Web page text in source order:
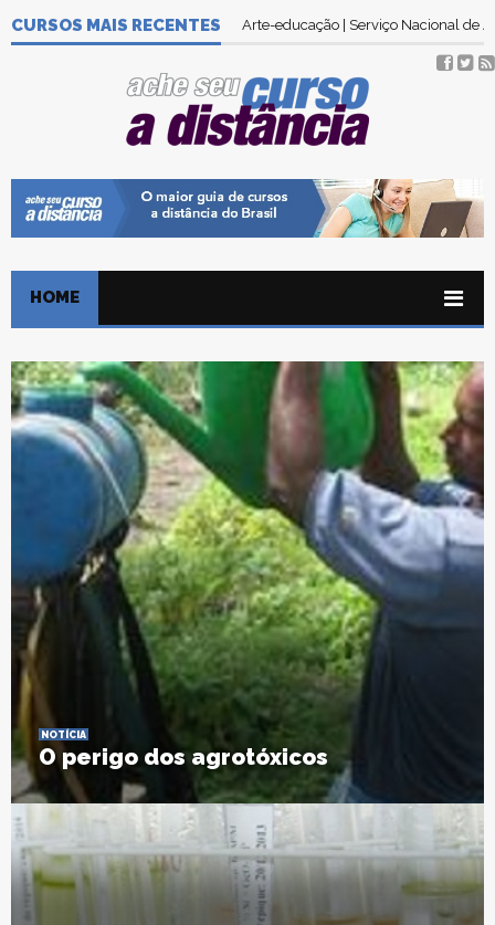
CURSOS MAIS RECENTES Arte-educação | Serviço Nacional de
HOME
NOTÍCIA
O perigo dos agrotóxicos